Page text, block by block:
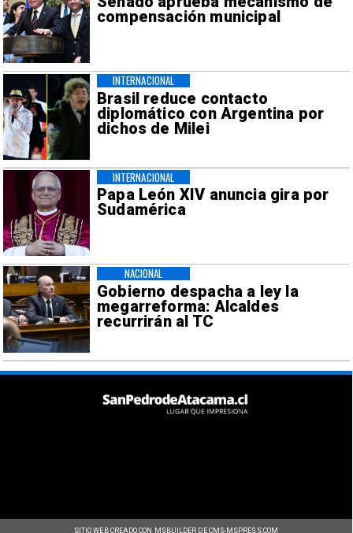
compensación municipal
Brasil reduce contacto
diplomático con Argentina por
dichos de Milei
INTERNACIONAL
Papa León XIV anuncia gira por
Sudamérica
INTERNACIONAL
Gobierno despacha a ley la
megarreforma: Alcaldes
recurrirán al TC
NACIONAL
SITIO WEB CREADO CON MSBUILDER DE CMS-MSPRESS.COM